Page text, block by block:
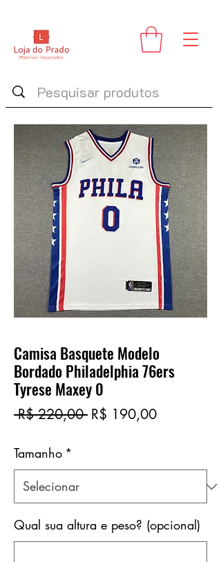
Camisa Basquete Modelo
Bordado Philadelphia 76ers
Tyrese Maxey 0
R$ 220,00 Preço
R$ 190,00Preço
Tamanho *
Qual sua altura e peso? (opcional)